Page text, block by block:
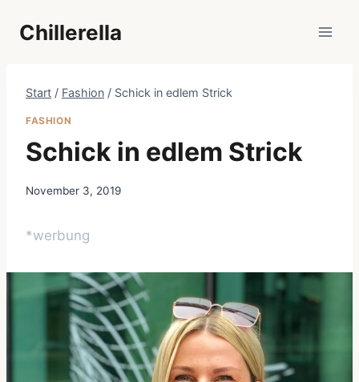
InhaltChillerella
Start / Fashion / Schick in edlem Strick
FASHION
Schick in edlem Strick
November 3, 2019
*werbung